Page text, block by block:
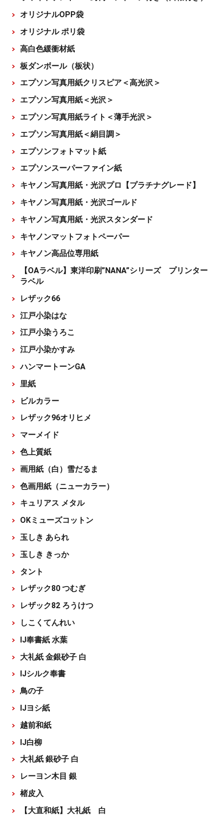
オリジナルOPP袋
オリジナル ポリ袋
高白色緩衝材紙
板ダンボール（板状）
エプソン写真用紙クリスピア＜高光沢＞
エプソン写真用紙＜光沢＞
エプソン写真用紙ライト＜薄手光沢＞
エプソン写真用紙＜絹目調＞
エプソンフォトマット紙
エプソンスーパーファイン紙
キヤノン写真用紙・光沢プロ【プラチナグレード】
キヤノン写真用紙・光沢ゴールド
キヤノン写真用紙・光沢スタンダード
キヤノンマットフォトペーパー
キヤノン高品位専用紙
【OAラベル】東洋印刷”NANA”シリーズ プリンター
ラベル
レザック66
江戸小染はな
江戸小染うろこ
江戸小染かすみ
ハンマートーンGA
里紙
ビルカラー
レザック96オリヒメ
マーメイド
色上質紙
画用紙（白）雪だるま
色画用紙（ニューカラー）
キュリアス メタル
OKミューズコットン
玉しき あられ
玉しき きっか
タント
レザック80 つむぎ
レザック82 ろうけつ
しこくてんれい
IJ奉書紙 水葉
大礼紙 金銀砂子 白
IJシルク奉書
鳥の子
IJヨシ紙
越前和紙
IJ白柳
大礼紙 銀砂子 白
レーヨン木目 銀
楮皮入
【大直和紙】大礼紙 白